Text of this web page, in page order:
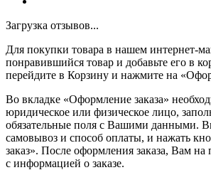
Загрузка отзывов...
Для покупки товара в нашем интернет-
понравившийся товар и добавьте его в
перейдите в Корзину и нажмите на
Во вкладке «Оформление заказа»
юридическое или физическое лицо,
обязательные поля с Вашими данными.
самовывоз и способ оплаты, и нажать
заказ». После оформления заказа, Вам
с информацией о заказе.